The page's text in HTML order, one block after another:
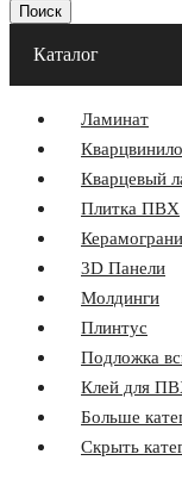
Поиск
Каталог
Ламинат
Кварцевый
Плитка ПВХ
3D Панели
Молдинги
Плинтус
Подложка
Клей для
Больше
Скрыть